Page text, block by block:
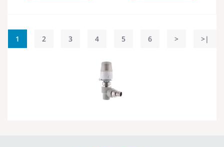
1 2 3 4 5 6 > >|